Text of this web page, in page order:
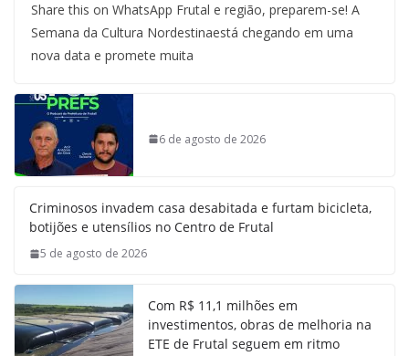
Share this on WhatsApp Frutal e região, preparem-se! A
Semana da Cultura Nordestinaestá chegando em uma
nova data e promete muita
6 de agosto de 2026
Criminosos invadem casa desabitada e furtam bicicleta,
botijões e utensílios no Centro de Frutal
5 de agosto de 2026
Com R$ 11,1 milhões em
investimentos, obras de melhoria na
ETE de Frutal seguem em ritmo